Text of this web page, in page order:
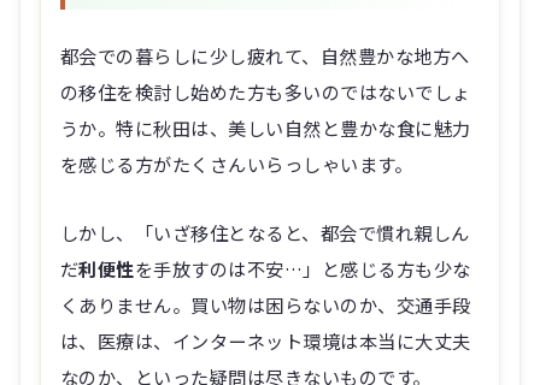
都会での暮らしに少し疲れて、自然豊かな地方へ
の移住を検討し始めた方も多いのではないでしょ
うか。特に秋田は、美しい自然と豊かな食に魅力
を感じる方がたくさんいらっしゃいます。
しかし、「いざ移住となると、都会で慣れ親しん
だ利便性を手放すのは不安…」と感じる方も少な
くありません。買い物は困らないのか、交通手段
は、医療は、インターネット環境は本当に大丈夫
なのか、といった疑問は尽きないものです。